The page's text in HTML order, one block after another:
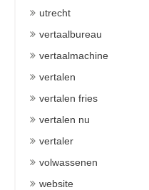
utrecht
vertaalbureau
vertaalmachine
vertalen
vertalen fries
vertalen nu
vertaler
volwassenen
website